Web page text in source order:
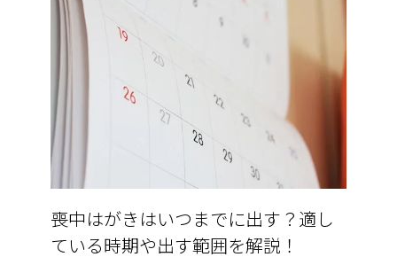
喪中はがきはいつまでに出す？適し
ている時期や出す範囲を解説！